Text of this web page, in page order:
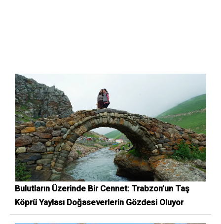
Bulutların Üzerinde Bir Cennet: Trabzon’un Taş
Köprü Yaylası Doğaseverlerin Gözdesi Oluyor